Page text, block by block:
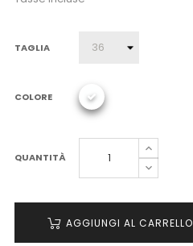
TAGLIA
COLORE
QUANTITÀ
AGGIUNGI AL CARRELLO